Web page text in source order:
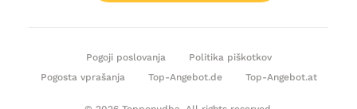
Pogoji poslovanja
Politika piškotkov
Pogosta vprašanja
Top-Angebot.de Top-Angebot.at